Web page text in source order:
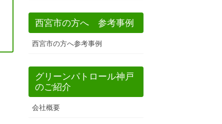
西宮市の方へ 参考事例
西宮市の方へ参考事例
グリーンパトロール神戸
のご紹介
会社概要